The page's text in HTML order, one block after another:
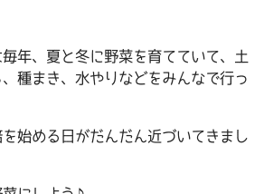
年、夏と冬に野菜を育てていて、土
種まき、水やりなどをみんなで行っ
始める日がだんだん近づいてきまし